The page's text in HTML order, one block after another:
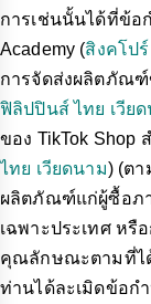
การเช่นนั้นได้ที่ข้อ
Academy (สิงคโปร์
การจัดส่งผลิตภัณฑ์
ฟิลิปปินส์ ไทย เวีย
ของ TikTok Shop
ไทย เวียดนาม) (ต
ผลิตภัณฑ์แก่ผู้ซื้อภ
เฉพาะประเทศ ห
คุณลักษณะตามที่ไ
ท่านได้ละเมิดข้อก